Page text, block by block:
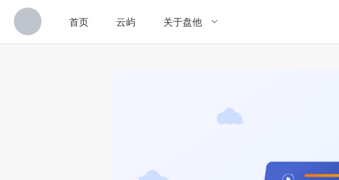
首页 云屿 关于盘他